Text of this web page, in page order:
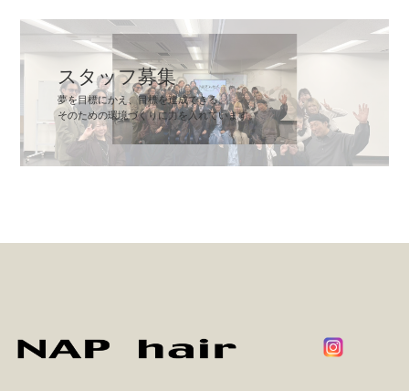
スタッフ募集
夢を目標にかえ、目標を達成できる。
そのための環境づくりに力を入れています。